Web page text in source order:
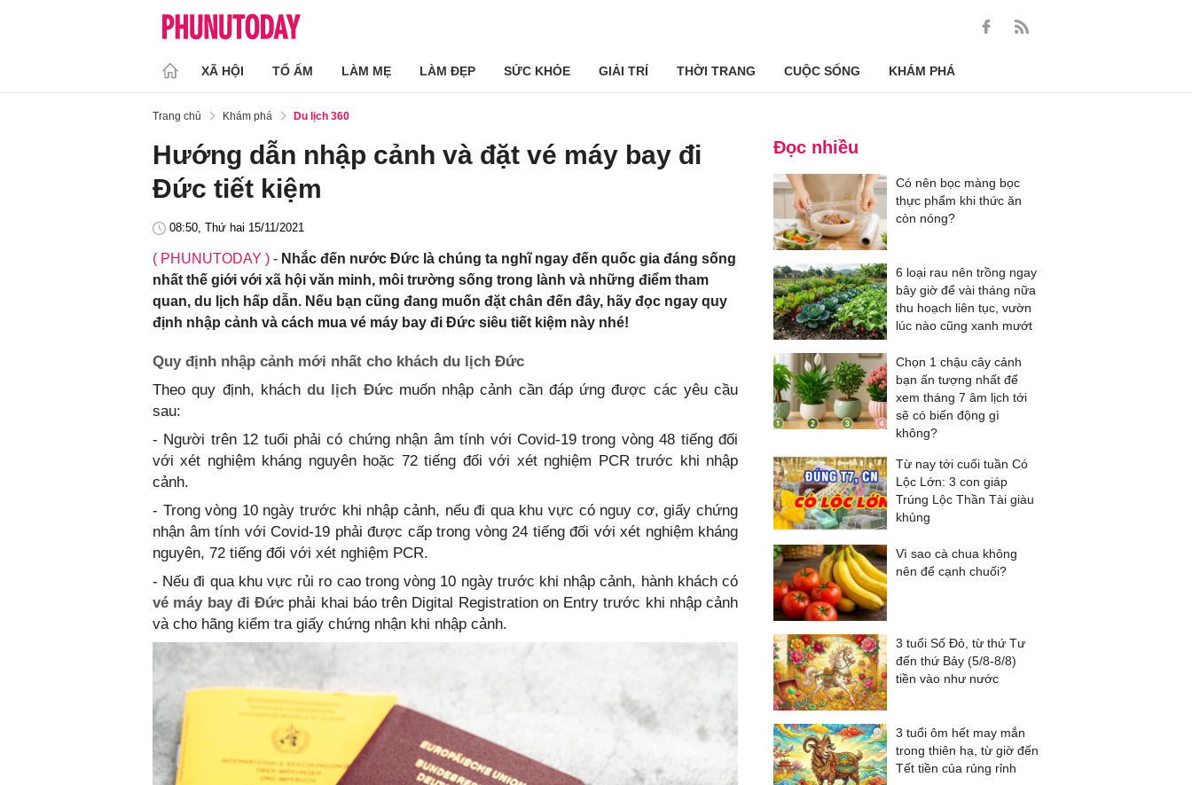
XÃ HỘI TỔ ẤM LÀM MẸ LÀM ĐẸP SỨC KHỎE GIẢI TRÍ THỜI TRANG CUỘC SỐNG KHÁM PHÁ
Trang chủ Khám phá Du lịch 360
Hướng dẫn nhập cảnh và đặt vé máy bay đi
Đức tiết kiệm
08:50, Thứ hai 15/11/2021
( PHUNUTODAY ) - Nhắc đến nước Đức là chúng ta nghĩ ngay đến quốc gia đáng sống
nhất thế giới với xã hội văn minh, môi trường sống trong lành và những điểm tham
quan, du lịch hấp dẫn. Nếu bạn cũng đang muốn đặt chân đến đây, hãy đọc ngay quy
định nhập cảnh và cách mua vé máy bay đi Đức siêu tiết kiệm này nhé!
Quy định nhập cảnh mới nhất cho khách du lịch Đức
Theo quy định, khách du lịch Đứcmuốn nhập cảnh cần đáp ứng được các yêu cầu
sau:
- Người trên 12 tuổi phải có chứng nhận âm tính với Covid-19 trong vòng 48 tiếng đối
với xét nghiệm kháng nguyên hoặc 72 tiếng đối với xét nghiệm PCR trước khi nhập
cảnh.
- Trong vòng 10 ngày trước khi nhập cảnh, nếu đi qua khu vực có nguy cơ, giấy chứng
nhận âm tính với Covid-19 phải được cấp trong vòng 24 tiếng đối với xét nghiệm kháng
nguyên, 72 tiếng đối với xét nghiệm PCR.
- Nếu đi qua khu vực rủi ro cao trong vòng 10 ngày trước khi nhập cảnh, hành khách có
vé máy bay đi Đức phải khai báo trên Digital Registration on Entry trước khi nhập cảnh
và cho hãng kiểm tra giấy chứng nhận khi nhập cảnh.
Đọc nhiều
Có nên bọc màng bọc
thực phẩm khi thức ăn
còn nóng?
6 loại rau nên trồng ngay
bây giờ để vài tháng nữa
thu hoạch liên tục, vườn
lúc nào cũng xanh mướt
Chọn 1 chậu cây cảnh
bạn ấn tượng nhất để
xem tháng 7 âm lịch tới
sẽ có biến động gì
không?
Từ nay tới cuối tuần Có
Lộc Lớn: 3 con giáp
Trúng Lộc Thần Tài giàu
khủng
Vì sao cà chua không
nên để cạnh chuối?
3 tuổi Số Đỏ, từ thứ Tư
đến thứ Bảy (5/8-8/8)
tiền vào như nước
3 tuổi ôm hết may mắn
trong thiên hạ, từ giờ đến
Tết tiền của rủng rỉnh